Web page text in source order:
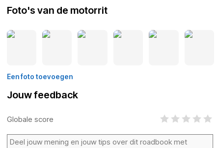
Foto's van de motorrit
Een foto toevoegen
Jouw feedback
Globale score